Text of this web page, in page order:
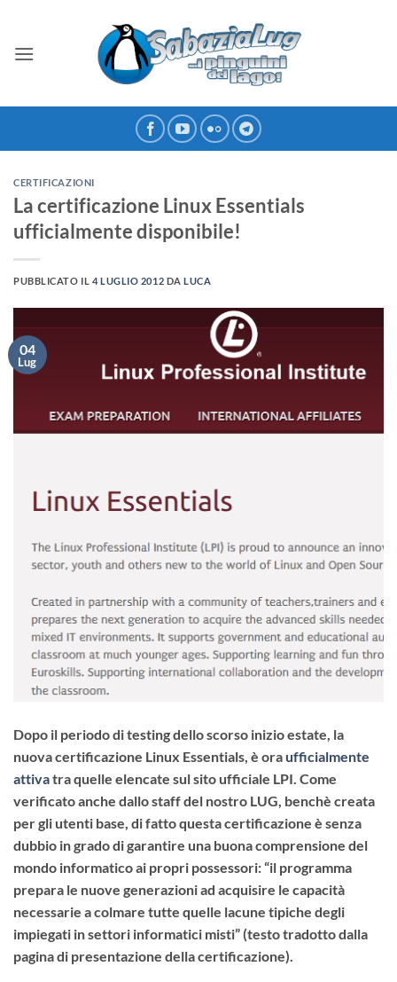
contenuti
CERTIFICAZIONI
La certificazione Linux Essentials
ufficialmente disponibile!
PUBBLICATO IL 4 LUGLIO 2012 DALUCA
04
Lug
Dopo il periodo di testing dello scorso inizio estate, la
nuova certificazione Linux Essentials, è ora ufficialmente
attivatra quelle elencate sul sito ufficiale LPI. Come
verificato anche dallo staff del nostro LUG, benchè creata
per gli utenti base, di fatto questa certificazione è senza
dubbio in grado di garantire una buona comprensione del
mondo informatico ai propri possessori: “il programma
prepara le nuove generazioni ad acquisire le capacità
necessarie a colmare tutte quelle lacune tipiche degli
impiegati in settori informatici misti” (testo tradotto dalla
pagina di presentazione della certificazione).